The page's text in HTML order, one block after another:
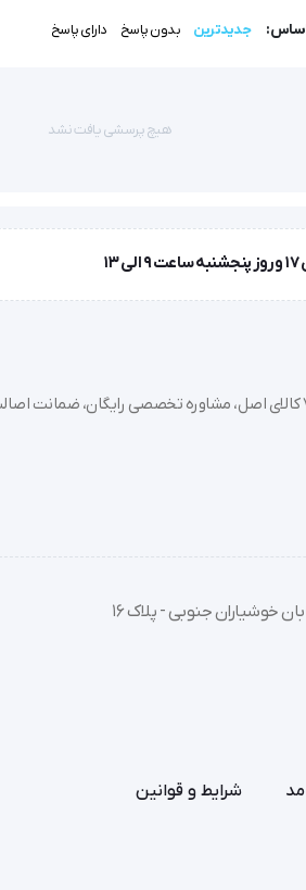
جدیدترین بدون پاسخ دارای پاسخ
هیچ پرسشی یافت نشد
خرید تجهیزات پزشکی عمده و جزئی با بهترین قیمت از سدان مد؛ بیش از 7000 کالای اصل، مشاوره تخصصی رایگان،
خوشیاران جنوبی - پلاک 16
شرایط و قوانین